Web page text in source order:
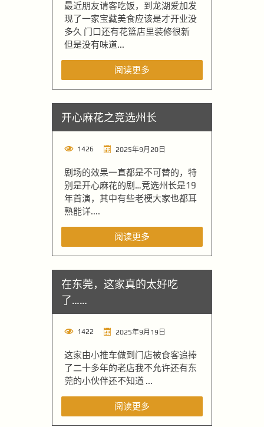
最近朋友请客吃饭，到龙湖爱加发
现了一家宝藏美食应该是才开业没
多久 门口还有花篮店里装修很新
但是没有味道...
阅读更多
开心麻花之竞选州长
1426 2025年9月20日
剧场的效果一直都是不可替的，特
别是开心麻花的剧…竞选州长是19
年首演，其中有些老梗大家也都耳
熟能详....
阅读更多
在东莞，这家真的太好吃
了……
1422 2025年9月19日
这家由小推车做到门店被食客追捧
了二十多年的老店我不允许还有东
莞的小伙伴还不知道 ...
阅读更多